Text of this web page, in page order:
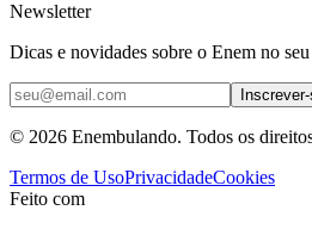
Newsletter
Dicas e novidades sobre o Enem no
© 2026 Enembulando. Todos os
Termos de UsoPrivacidadeCookies
Feito com